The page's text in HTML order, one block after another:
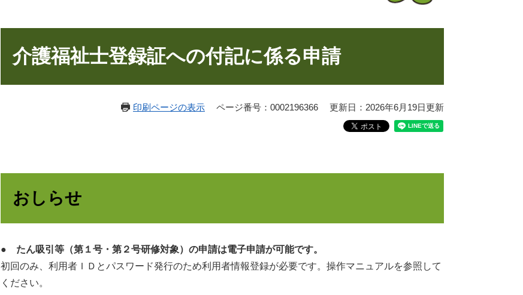
介護福祉士登録証への付記に係る申請
印刷ページの表示 ページ番号：0002196366 更新日：2026年6月19日更新
おしらせ
● たん吸引等（第１号・第２号研修対象）の申請は電子申請が可能です。
初回のみ、利用者ＩＤとパスワード発行のため利用者情報登録が必要です。操作マニュアルを参照して
ください。